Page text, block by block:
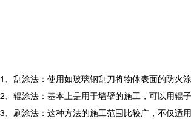
1、刮涂法：使用如玻璃钢刮刀将物体表面的防火
2、辊涂法：基本上是用于墙壁的施工，可以用辊
3、刷涂法：这种方法的施工范围比较广，不仅适